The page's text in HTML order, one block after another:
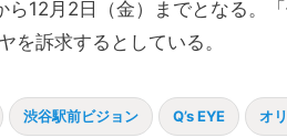
ら12月2日（金）までとなる。
を訴求するとしている。
渋谷駅前ビジョン Q’s EYE オ